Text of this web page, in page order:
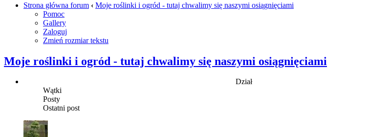
Strona główna forum ‹ Moje roślinki i ogród - tutaj chwalimy się naszymi osiągnięciami
Pomoc
Gallery
Zaloguj
Zmień rozmiar tekstu
Moje roślinki i ogród - tutaj chwalimy się naszymi osiągnięciami
Dział
Wątki
Posty
Ostatni post